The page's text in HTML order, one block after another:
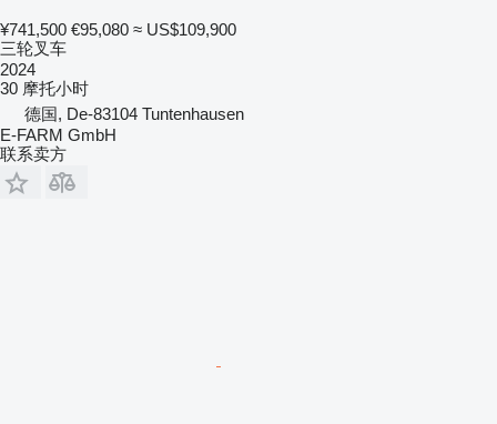
¥741,500 €95,080 ≈ US$109,900
三轮叉车
2024
30 摩托小时
德国, De-83104 Tuntenhausen
E-FARM GmbH
联系卖方